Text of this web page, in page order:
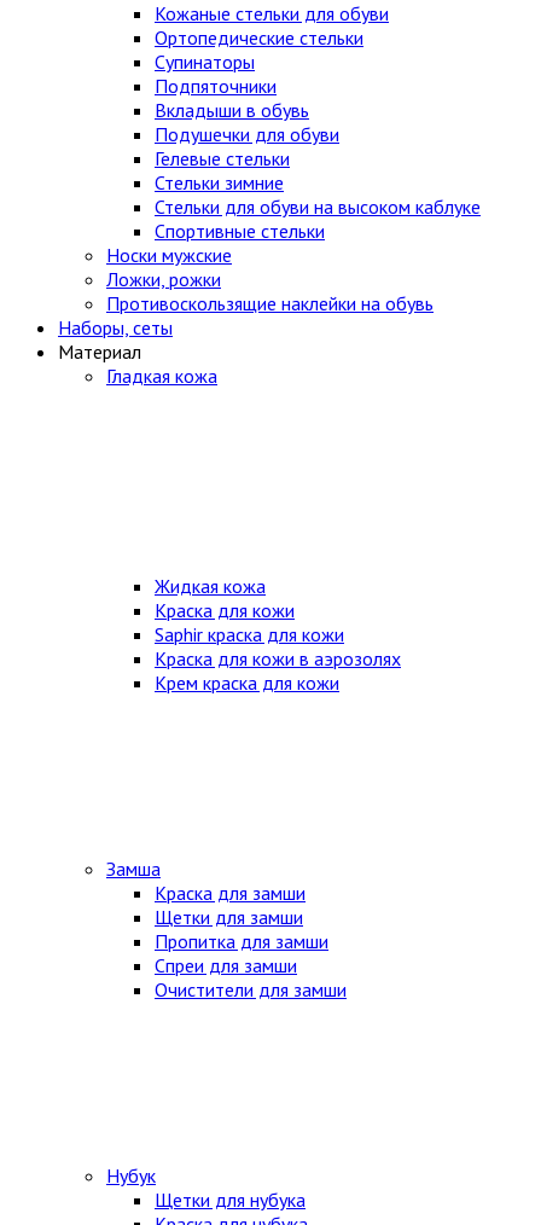
Кожаные стельки для обуви
Ортопедические стельки
Супинаторы
Подпяточники
Вкладыши в обувь
Подушечки для обуви
Гелевые стельки
Стельки зимние
Стельки для обуви на высоком каблуке
Спортивные стельки
Носки мужские
Ложки, рожки
Противоскользящие наклейки на обувь
Наборы, сеты
Материал
Гладкая кожа
Жидкая кожа
Краска для кожи
Saphir краска для кожи
Краска для кожи в аэрозолях
Крем краска для кожи
Замша
Краска для замши
Щетки для замши
Пропитка для замши
Спреи для замши
Очистители для замши
Нубук
Щетки для нубука